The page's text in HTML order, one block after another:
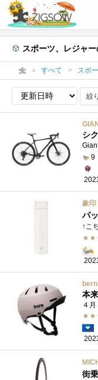
スポーツ、レジャ
すべて スポ
絞
9
パ